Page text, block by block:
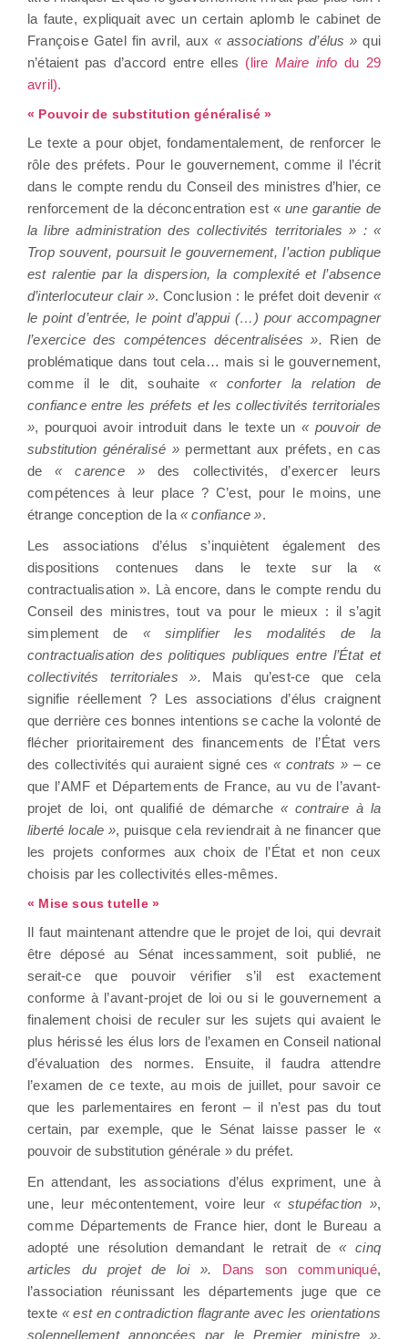
la faute, expliquait avec un certain aplomb le cabinet de
Françoise Gatel fin avril, aux « associations d’élus »qui
n’étaient pas d’accord entre elles (lire Maire info du 29
avril).
« Pouvoir de substitution généralisé »
Le texte a pour objet, fondamentalement, de renforcer le
rôle des préfets. Pour le gouvernement, comme il l’écrit
dans le compte rendu du Conseil des ministres d’hier, ce
renforcement de la déconcentration est « une garantie de
la libre administration des collectivités territoriales » : «
Trop souvent, poursuit le gouvernement, l’action publique
est ralentie par la dispersion, la complexité et l’absence
d’interlocuteur clair ». Conclusion : le préfet doit devenir «
le point d’entrée, le point d’appui (…) pour accompagner
l’exercice des compétences décentralisées ». Rien de
problématique dans tout cela… mais si le gouvernement,
comme il le dit, souhaite « conforter la relation de
confiance entre les préfets et les collectivités territoriales
», pourquoi avoir introduit dans le texte un« pouvoir de
substitution généralisé » permettant aux préfets, en cas
de« carence » des collectivités, d’exercer leurs
compétences à leur place ? C’est, pour le moins, une
étrange conception de la« confiance ».
Les associations d’élus s’inquiètent également des
dispositions contenues dans le texte sur la «
contractualisation ». Là encore, dans le compte rendu du
Conseil des ministres, tout va pour le mieux : il s’agit
simplement de « simplifier les modalités de la
contractualisation des politiques publiques entre l’État et
collectivités territoriales ». Mais qu’est-ce que cela
signifie réellement ? Les associations d’élus craignent
que derrière ces bonnes intentions se cache la volonté de
flécher prioritairement des financements de l’État vers
des collectivités qui auraient signé ces« contrats » – ce
que l’AMF et Départements de France, au vu de l’avant-
projet de loi, ont qualifié de démarche« contraire à la
liberté locale », puisque cela reviendrait à ne financer que
les projets conformes aux choix de l’État et non ceux
choisis par les collectivités elles-mêmes.
« Mise sous tutelle »
Il faut maintenant attendre que le projet de loi, qui devrait
être déposé au Sénat incessamment, soit publié, ne
serait-ce que pouvoir vérifier s’il est exactement
conforme à l’avant-projet de loi ou si le gouvernement a
finalement choisi de reculer sur les sujets qui avaient le
plus hérissé les élus lors de l’examen en Conseil national
d’évaluation des normes. Ensuite, il faudra attendre
l’examen de ce texte, au mois de juillet, pour savoir ce
que les parlementaires en feront – il n’est pas du tout
certain, par exemple, que le Sénat laisse passer le «
pouvoir de substitution générale » du préfet.
En attendant, les associations d’élus expriment, une à
une, leur mécontentement, voire leur « stupéfaction »,
comme Départements de France hier, dont le Bureau a
adopté une résolution demandant le retrait de« cinq
articles du projet de loi ».
Dans son communiqué,
l’association réunissant les départements juge que ce
texte « est en contradiction flagrante avec les orientations
solennellement annoncées par le Premier ministre »,